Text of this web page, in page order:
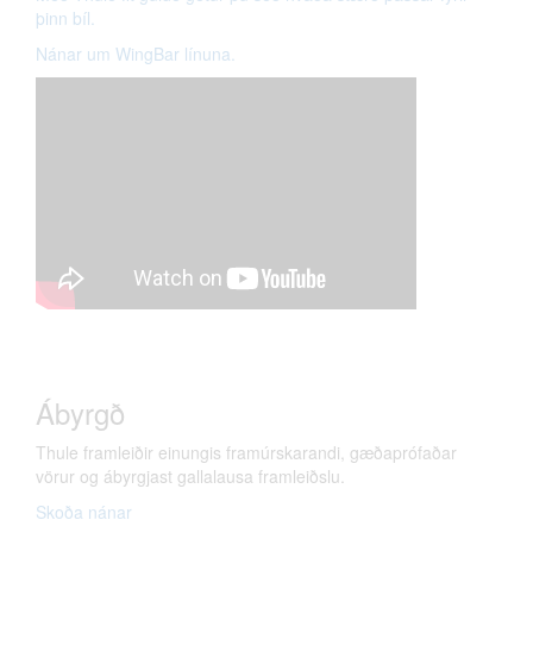
þinn bíl.
Nánar um WingBar línuna.
Ábyrgð
Thule framleiðir einungis framúrskarandi, gæðaprófaðar
vörur og ábyrgjast gallalausa framleiðslu.
Skoða nánar